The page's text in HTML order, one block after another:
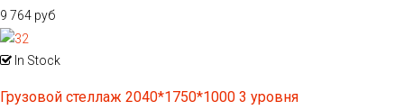
9 764 руб
In Stock
Грузовой стеллаж 2040*1750*1000 3 уровня